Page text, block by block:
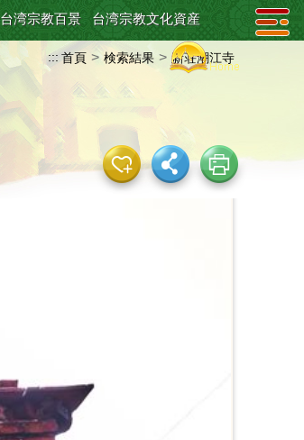
台湾宗教百景 台湾宗教文化資産
::: 首頁 > 検索結果 > 新荘潮江寺